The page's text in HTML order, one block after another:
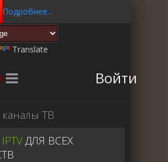
HD" в подарок+бонус =>
Подробнее...
Translate
Войти
каналы ТВ
ДЛЯ ВСЕХ